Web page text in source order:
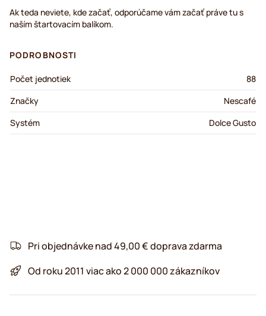
Ak teda neviete, kde začať, odporúčame vám začať práve tu s
naším štartovacím balíkom.
PODROBNOSTI
Počet jednotiek
88
Značky
Nescafé
Systém
Dolce Gusto
Pri objednávke nad 49,00 € doprava zdarma
Od roku 2011 viac ako 2 000 000 zákazníkov